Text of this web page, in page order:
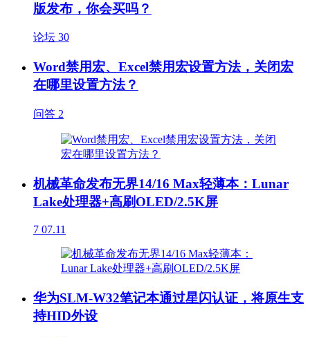
版发布，你会买吗？
论坛 30
Word禁用宏、Excel禁用宏设置方法，关闭宏
在哪里设置方法？
问答 2
机械革命发布无界14/16 Max轻薄本：Lunar
Lake处理器+高刷OLED/2.5K屏
7 07.11
华为SLM-W32笔记本通过星闪认证，将原生支
持HID外设